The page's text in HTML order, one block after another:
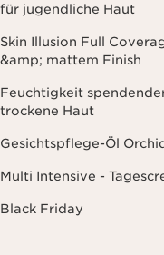
für jugendliche Haut
Skin Illusion Full
&amp; mattem Finish
Feuchtigkeit
trockene Haut
Gesichtspflege-Öl
Multi Intensive -
Black Friday